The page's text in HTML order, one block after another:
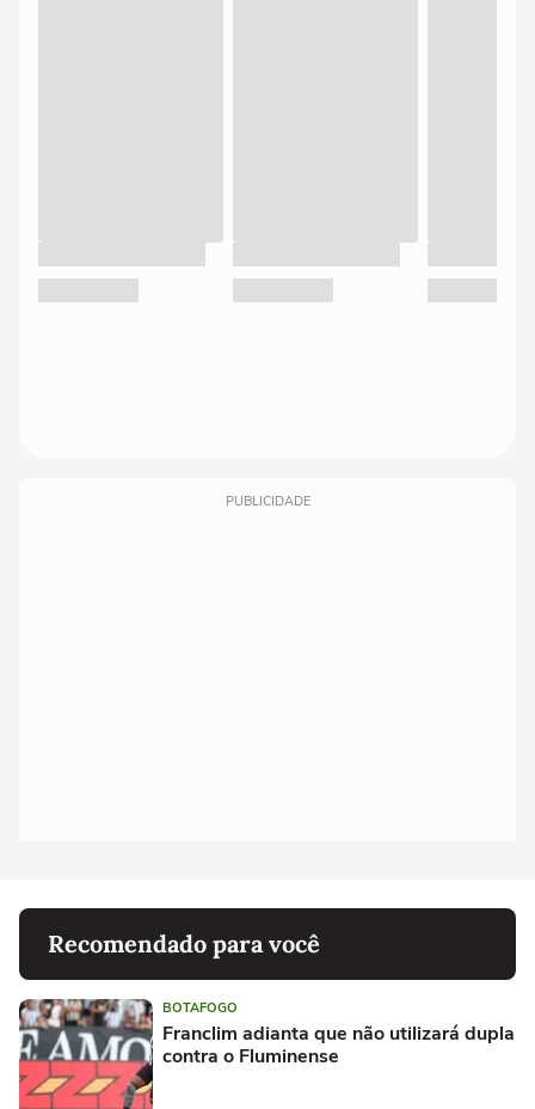
PUBLICIDADE
Recomendado para você
BOTAFOGO
Franclim adianta que não utilizará dupla
contra o Fluminense